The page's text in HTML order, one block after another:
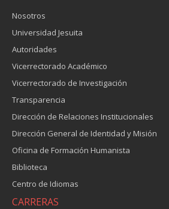
Nosotros
Universidad Jesuita
Autoridades
Vicerrectorado Académico
Vicerrectorado de Investigación
Transparencia
Dirección de Relaciones Institucionales
Dirección General de Identidad y Misión
Oficina de Formación Humanista
Biblioteca
Centro de Idiomas
CARRERAS